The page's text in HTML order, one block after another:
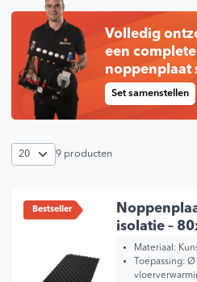
Volledig
een
noppenplaat
Set samenstellen
9 producten
Bestseller
isolatie –
Materiaal:
Toepassing: